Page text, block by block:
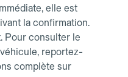
elle est
la confirmation.
Pour consulter le
reportez-
complète sur